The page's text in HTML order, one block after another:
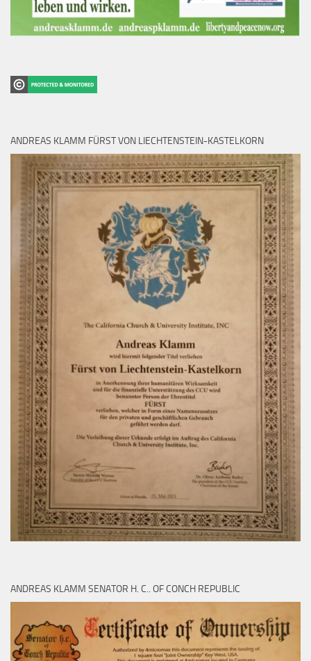
ANDREAS KLAMM FÜRST VON LIECHTENSTEIN-KASTELKORN
ANDREAS KLAMM SENATOR H. C.. OF CONCH REPUBLIC